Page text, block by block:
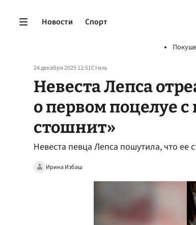
Новости Спорт
24 декабря 2025 12:51Стиль
Невеста Лепса
о первом поцелуе
стошнит»
Невеста певца Лепса пошутила, что
Ирина Избаш